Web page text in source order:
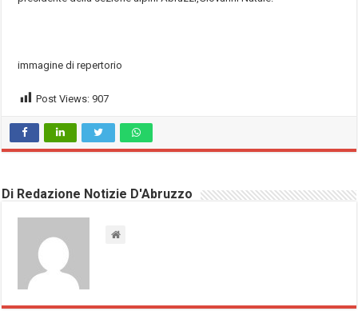
immagine di repertorio
Post Views: 907
Di Redazione Notizie D'Abruzzo